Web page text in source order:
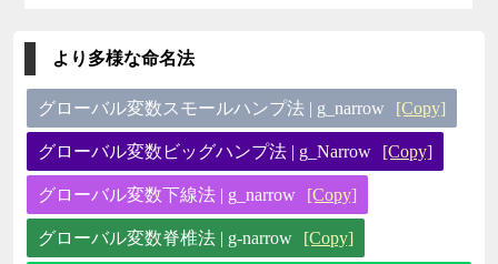
より多様な命名法
グローバル変数スモールハンプ法 | g_narrow [Copy]
グローバル変数ビッグハンプ法 | g_Narrow [Copy]
グローバル変数下線法 | g_narrow [Copy]
グローバル変数脊椎法 | g-narrow [Copy]